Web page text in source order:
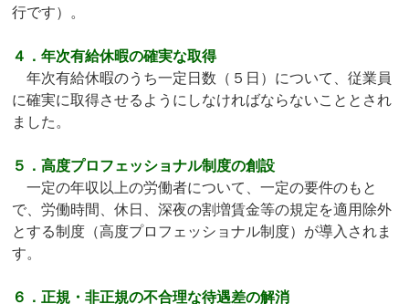
行です）。
４．年次有給休暇の確実な取得
年次有給休暇のうち一定日数（５日）について、従業員
に確実に取得させるようにしなければならないこととされ
ました。
５．高度プロフェッショナル制度の創設
一定の年収以上の労働者について、一定の要件のもと
で、労働時間、休日、深夜の割増賃金等の規定を適用除外
とする制度（高度プロフェッショナル制度）が導入されま
す。
６．正規・非正規の不合理な待遇差の解消